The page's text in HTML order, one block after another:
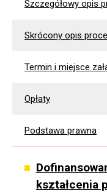
Szczegółowy opis
Skrócony opis
Termin i miejsce
Opłaty
Podstawa prawna
kształcenia